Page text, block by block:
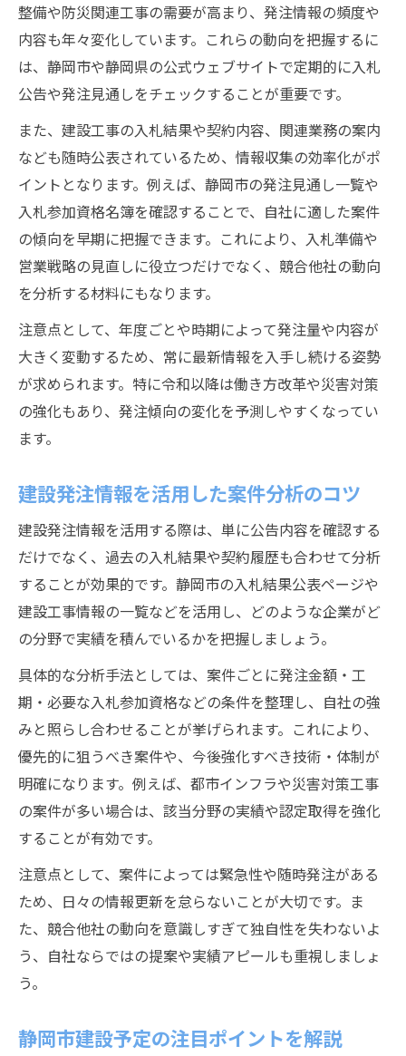
建設発注見通しを活かした案件獲得方法
建設発注計画の最新トレンドをチェック
見通し情報から建設市場変動を先読みする
建設業界で発注見通しを活かす戦略とは
静岡市建設予定と発注見通しの関係性解説
建設工事入札結果の活用が営業成功の鍵となる
理由
建設工事入札結果から得る営業戦略のヒン
ト
入札結果データを建設業務に活かす方法
る
静岡市建設工事入札結果の読み解き方
営業に役立つ建設入札結果の活用ポイント
建設入札参加資格の取得手順と重要事項
静岡市建設工事の参加資格要件を整理
建設発注案件で求められる資格と準備方法
入札参加資格名簿の確認と登録の流れ
建設業界の入札参加資格審査を通過するコ
ツ
建設における新しい労働基準への実践的な対応
策
建設業界が取り組む新労働基準の要点解説
ウィークリースタンス導入の実践例と効果
働き方改革が建設現場にもたらす変化
建設現場での新基準対応マニュアル作成法
整備や防災関連工事の需要が高まり、発注情報の頻度や
内容も年々変化しています。これらの動向を把握するに
は、静岡市や静岡県の公式ウェブサイトで定期的に入札
公告や発注見通しをチェックすることが重要です。
また、建設工事の入札結果や契約内容、関連業務の案内
なども随時公表されているため、情報収集の効率化がポ
イントとなります。例えば、静岡市の発注見通し一覧や
入札参加資格名簿を確認することで、自社に適した案件
の傾向を早期に把握できます。これにより、入札準備や
営業戦略の見直しに役立つだけでなく、競合他社の動向
を分析する材料にもなります。
注意点として、年度ごとや時期によって発注量や内容が
大きく変動するため、常に最新情報を入手し続ける姿勢
が求められます。特に令和以降は働き方改革や災害対策
の強化もあり、発注傾向の変化を予測しやすくなってい
ます。
建設発注情報を活用した案件分析のコツ
建設発注情報を活用する際は、単に公告内容を確認する
だけでなく、過去の入札結果や契約履歴も合わせて分析
することが効果的です。静岡市の入札結果公表ページや
建設工事情報の一覧などを活用し、どのような企業がど
の分野で実績を積んでいるかを把握しましょう。
具体的な分析手法としては、案件ごとに発注金額・工
期・必要な入札参加資格などの条件を整理し、自社の強
みと照らし合わせることが挙げられます。これにより、
優先的に狙うべき案件や、今後強化すべき技術・体制が
明確になります。例えば、都市インフラや災害対策工事
の案件が多い場合は、該当分野の実績や認定取得を強化
することが有効です。
注意点として、案件によっては緊急性や随時発注がある
ため、日々の情報更新を怠らないことが大切です。ま
た、競合他社の動向を意識しすぎて独自性を失わないよ
う、自社ならではの提案や実績アピールも重視しましょ
う。
静岡市建設予定の注目ポイントを解説